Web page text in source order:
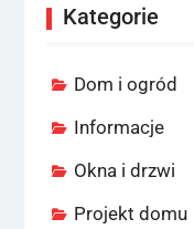
Kategorie
Dom i ogród
Informacje
Okna i drzwi
Projekt domu